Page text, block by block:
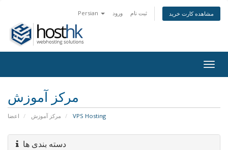
Persian ورود ثبت نام مشاهده کارت خرید
مرکز آموزش
اعضا مرکز آموزش VPS Hosting
دسته بندی ها